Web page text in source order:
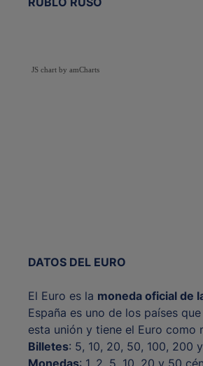
JS chart by amCharts
DATOS DEL EURO
El Euro es la moneda oficial de
España es uno de los países
esta unión y tiene el Euro como
Billetes: 5, 10, 20, 50, 100, 200